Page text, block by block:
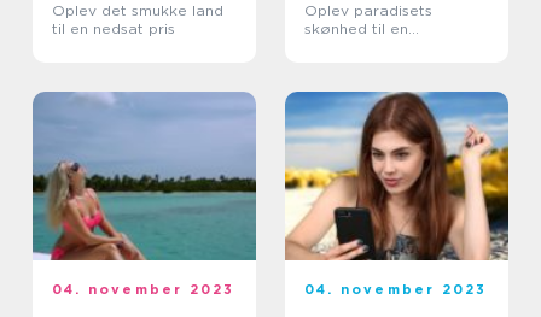
Oplev det smukke land
til en nedsat pris
Oplev paradisets
skønhed til en
04. november 2023 04. november 2023